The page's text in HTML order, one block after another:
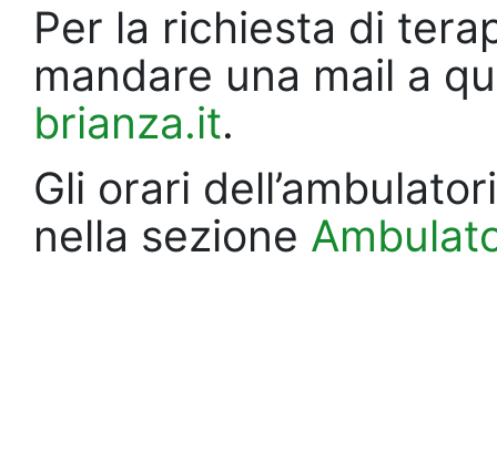
Per la richiesta di
mandare una mail a
brianza.it.
Gli orari
nella sezione